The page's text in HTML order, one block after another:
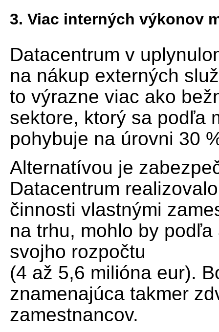
3. Viac interných výkonov
Datacentrum v
na nákup externých
to výrazne viac ako
sektore, ktorý sa podľa
pohybuje na úrovni 30
Alternatívou je
Datacentrum
činnosti vlastnými
na trhu, mohlo by
svojho rozpočtu
(4 až 5,6 milióna eur).
znamenajúca takmer
zamestnancov.